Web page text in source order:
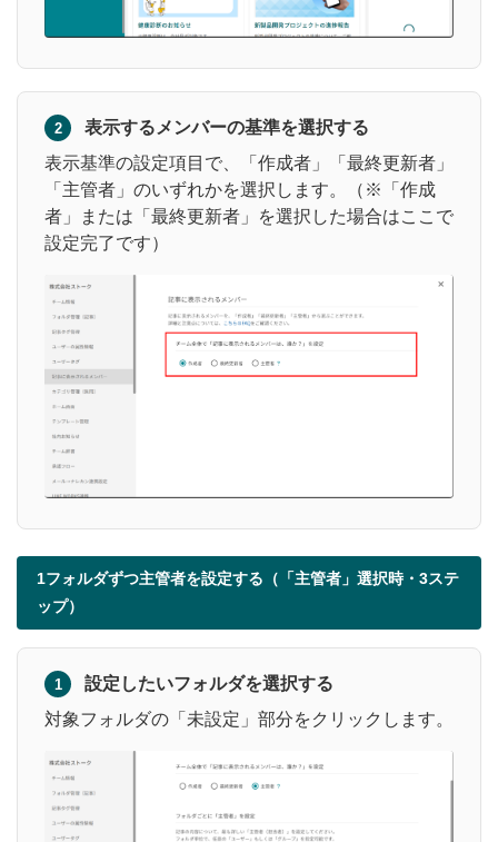
2
表示するメンバーの基準を選択する
表示基準の設定項目で、「作成者」「最終更新者」
「主管者」のいずれかを選択します。（※「作成
者」または「最終更新者」を選択した場合はここで
設定完了です）
1フォルダずつ主管者を設定する（「主管者」選択時・3ステ
ップ）
1
設定したいフォルダを選択する
対象フォルダの「未設定」部分をクリックします。